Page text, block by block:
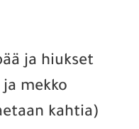
ja hiukset
mekko
kahtia)